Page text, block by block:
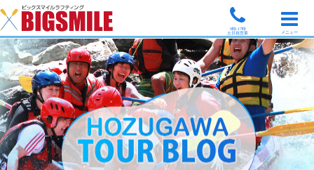
9時-17時
土日祝営業
メニュー